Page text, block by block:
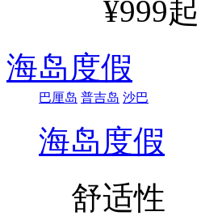
¥999起
海岛度假
巴厘岛 普吉岛 沙巴
海岛度假
舒适性